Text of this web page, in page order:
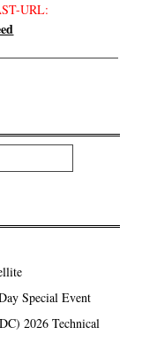
URL:
Special Event
2026 Technical